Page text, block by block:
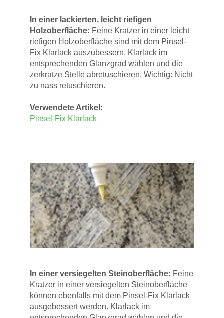
In einer lackierten, leicht riefigen
Holzoberfläche: Feine Kratzer in einer leicht
riefigen Holzoberfläche sind mit dem Pinsel-
Fix Klarlack auszubessern. Klarlack im
entsprechenden Glanzgrad wählen und die
zerkratze Stelle abretuschieren. Wichtig: Nicht
zu nass retuschieren.
Verwendete Artikel:
Pinsel-Fix Klarlack
In einer versiegelten Steinoberfläche: Feine
Kratzer in einer versiegelten Steinoberfläche
können ebenfalls mit dem Pinsel-Fix Klarlack
ausgebessert werden. Klarlack im